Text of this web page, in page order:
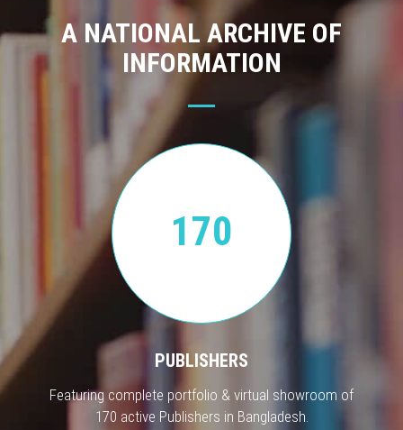
A NATIONAL ARCHIVE OF
INFORMATION
170
PUBLISHERS
Featuring complete portfolio & virtual showroom of
170 active Publishers in Bangladesh.